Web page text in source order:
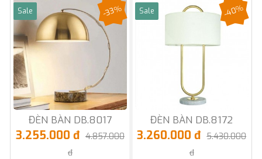
Sale
ĐÈN BÀN DB.8017
-33%
3.255.000 đ 4.857.000
đ
Sale
ĐÈN BÀN DB.8172
-40%
3.260.000 đ 5.430.000
đ